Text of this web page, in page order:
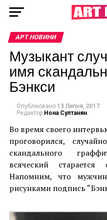
АРТ НОВИНИ
Музыкант
имя
Бэнкси
Опубліковано 13 Липня, 2017
Редактор Нона Султанян
Во время своего
проговорился,
скандального
всяческий
Напомним, что
рисунками подпись